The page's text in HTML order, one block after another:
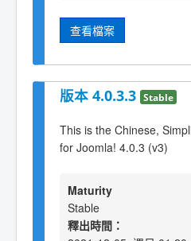
查看檔案
版本 4.0.3.3 Stable
This is the Chinese,
for Joomla! 4.0.3 (v3)
Maturity
Stable
釋出時間：